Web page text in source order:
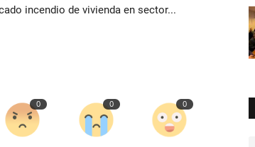
incendio de vivienda en sector...
0 0 0